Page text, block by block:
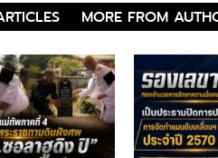
MORE FROM